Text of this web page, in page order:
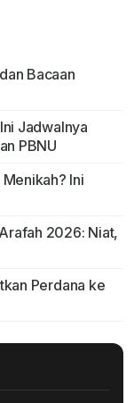
Bacaan
Jadwalnya
PBNU
Ini
2026: Niat,
Perdana ke